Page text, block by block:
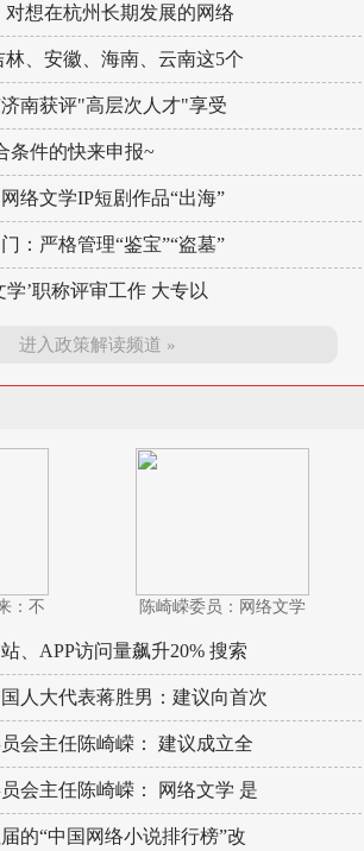
想在杭州长期发展的网络
、安徽、海南、云南这5个
南获评"高层次人才"享受
条件的快来申报~
络文学IP短剧作品“出海”
：严格管理“鉴宝”“盗墓”
学’职称评审工作 大专以
进入政策解读频道 »
：不 陈崎嵘委员：网络文学
、APP访问量飙升20% 搜索
人大代表蒋胜男：建议向首次
会主任陈崎嵘： 建议成立全
会主任陈崎嵘： 网络文学 是
的“中国网络小说排行榜”改